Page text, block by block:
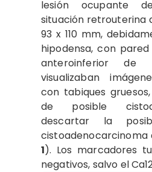
lesión ocupante
situación retrouterina
93 x 110 mm,
hipodensa, con
anteroinferior
visualizaban
con tabiques
de posible
descartar la
cistoadenocarcinoma
1). Los marcadores
negativos, salvo el